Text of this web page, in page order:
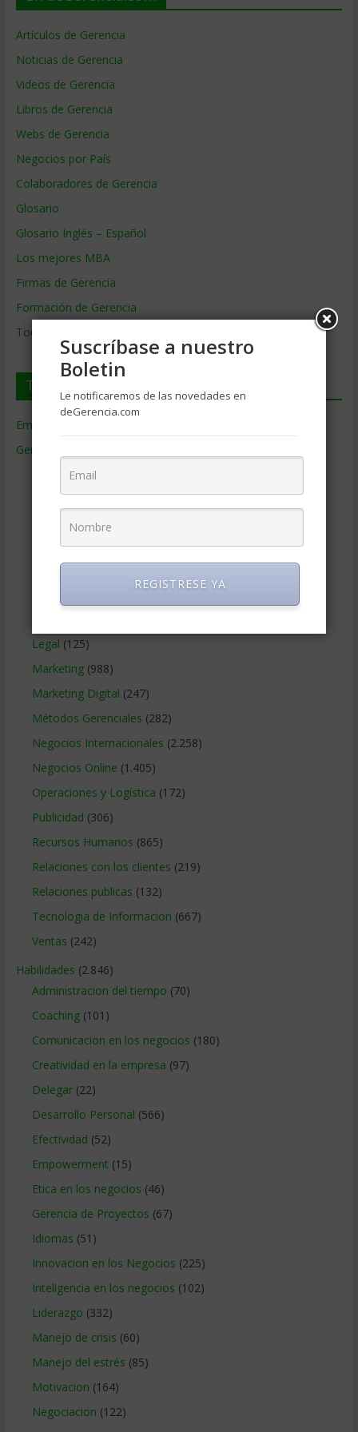
Artículos de Gerencia
Noticias de Gerencia
Videos de Gerencia
Libros de Gerencia
Webs de Gerencia
Negocios por País
Colaboradores de Gerencia
Glosario
Glosario Inglés – Español
Los mejores MBA
Firmas de Gerencia
Formación de Gerencia
Todos los Temas
Temas de Gerencia
Empresas de Gerencia
Gerencia
Ciencias Económicas
Contabilidad(466)
Educacion Gerencial
Estrategia Empresarial(304)
Finanzas Corporativas
Legal (125)
Marketing(988)
Marketing Digital (247)
Métodos Gerenciales (282)
Negocios Internacionales (2.258)
Negocios Online (1.405)
Operaciones y Logística (172)
Publicidad (306)
Recursos Humanos (865)
Relaciones con los clientes (219)
Relaciones publicas (132)
Tecnologia de Informacion (667)
Ventas (242)
Habilidades (2.846)
Administracion del tiempo (70)
Coaching(101)
Comunicacion en los negocios (180)
Creatividad en la empresa (97)
Delegar(22)
Desarrollo Personal (566)
Efectividad (52)
Empowerment (15)
Etica en los negocios (46)
Gerencia de Proyectos (67)
Idiomas (51)
Innovacion en los Negocios (225)
Inteligencia en los negocios (102)
Liderazgo (332)
Manejo de crisis (60)
Manejo del estrés (85)
Motivacion (164)
Negociacion (122)
Suscríbase a nuestro
Boletin
Le notificaremos de las novedades en
deGerencia.com
REGISTRESE YA